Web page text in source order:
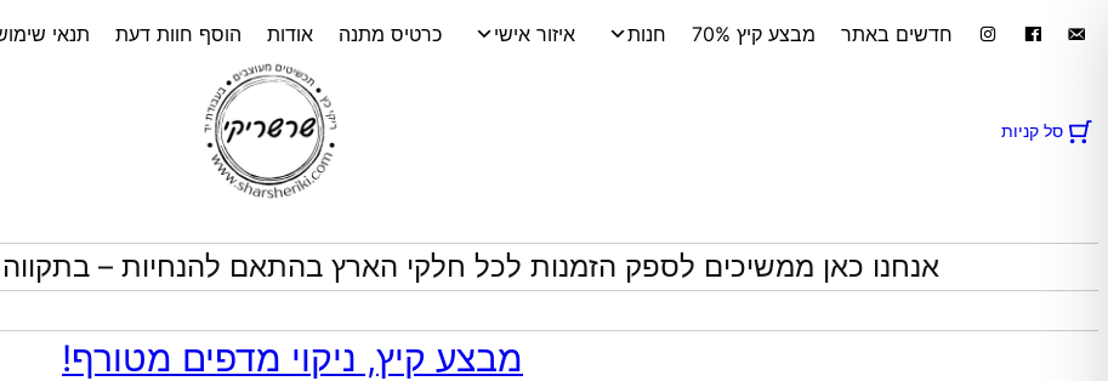
לדלג
חדשים באתר מבצע קיץ 70% חנות איזור אישי כרטיס מתנה אודות הוסף חוות דעת תנאי
סל קניות
אנחנו כאן ממשיכים לספק הזמנות לכל חלקי הארץ בהתאם להנחיות –
מבצע קיץ, ניקוי מדפים מטורף!